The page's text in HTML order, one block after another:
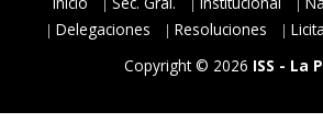
Delegaciones
Resoluciones
Copyright © 2026 ISS - La